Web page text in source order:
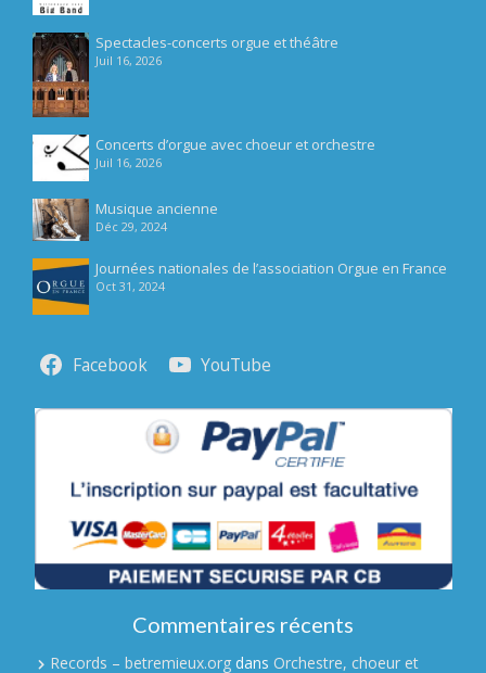
Spectacles-concerts orgue et théâtre
Juil 16, 2026
Concerts d’orgue avec choeur et orchestre
Juil 16, 2026
Musique ancienne
Déc 29, 2024
Journées nationales de l’association Orgue en France
Oct 31, 2024
Facebook YouTube
Commentaires récents
Records – betremieux.org dans Orchestre, choeur et